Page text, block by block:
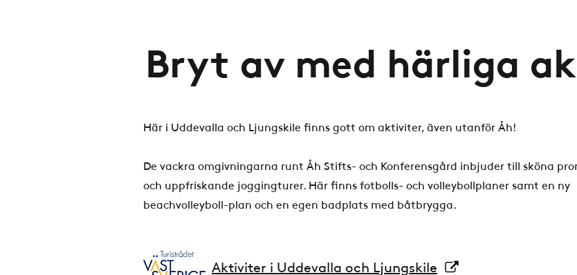
Bryt av med härliga
Här i Uddevalla och Ljungskile finns gott om aktiviter, även utanför Åh!
De vackra omgivningarna runt Åh Stifts- och Konferensgård inbjuder till sköna
och uppfriskande joggingturer. Här finns fotbolls- och volleybollplaner samt en ny
beachvolleyboll-plan och en egen badplats med båtbrygga.
Aktiviter i Uddevalla och Ljungskile